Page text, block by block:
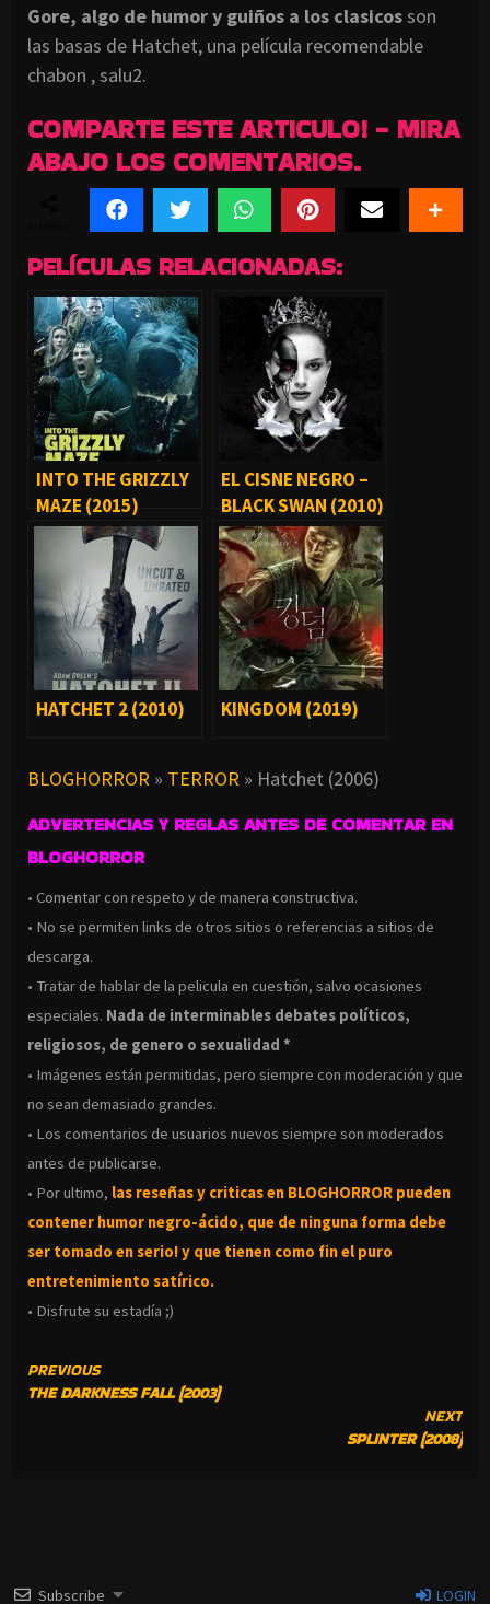
Gore, algo de humor y guiños a los clasicosson
las basas de Hatchet, una película recomendable
chabon ,salu2.
COMPARTE ESTE ARTICULO! - MIRA
ABAJO LOS COMENTARIOS.
PELÍCULAS RELACIONADAS:
INTO THE GRIZZLY
MAZE (2015)
EL CISNE NEGRO –
BLACK SWAN (2010)
HATCHET 2 (2010) KINGDOM (2019)
BLOGHORROR » TERROR » Hatchet (2006)
ADVERTENCIAS Y REGLAS ANTES DE COMENTAR EN
BLOGHORROR
• Comentar con respeto y de manera constructiva.
• No se permiten links de otros sitios o referencias a sitios de
descarga.
• Tratar de hablar de la pelicula en cuestión, salvo ocasiones
especiales. Nada de interminables debates políticos,
religiosos, de genero o sexualidad *
• Imágenes están permitidas, pero siempre con moderación y que
no sean demasiado grandes.
• Los comentarios de usuarios nuevos siempre son moderados
antes de publicarse.
• Por ultimo, las reseñas y criticas en BLOGHORROR pueden
contener humor negro-ácido, que de ninguna forma debe
ser tomado en serio! y que tienen como fin el puro
entretenimiento satírico.
• Disfrute su estadía ;)
CONTINUE
READING
PREVIOUS
THE DARKNESS FALL (2003)
NEXT
SPLINTER (2008)
Subscribe LOGIN